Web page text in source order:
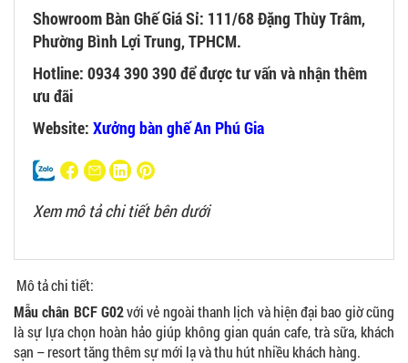
Showroom Bàn Ghế Giá Sỉ: 111/68 Đặng Thùy Trâm,
Phường Bình Lợi Trung, TPHCM.
Hotline: 0934 390 390 để được tư vấn và nhận thêm
ưu đãi
Website: Xưởng bàn ghế An Phú Gia
Xem mô tả chi tiết bên dưới
Mô tả chi tiết:
Mẫu chân BCF G02với vẻ ngoài thanh lịch và hiện đại bao giờ cũng
là sự lựa chọn hoàn hảo giúp không gian quán cafe, trà sữa, khách
sạn – resort tăng thêm sự mới lạ và thu hút nhiều khách hàng.